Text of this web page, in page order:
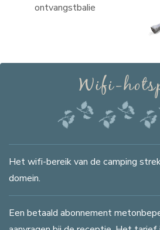
ontvangstbalie
Wifi-
Het wifi-bereik van de camping
domein.
Een betaald abonnement